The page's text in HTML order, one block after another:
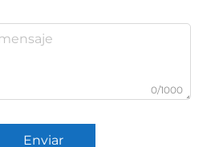
0/1000
Enviar